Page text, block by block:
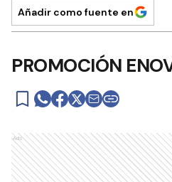
Añadir como fuente en
PROMOCIÓN
Ads